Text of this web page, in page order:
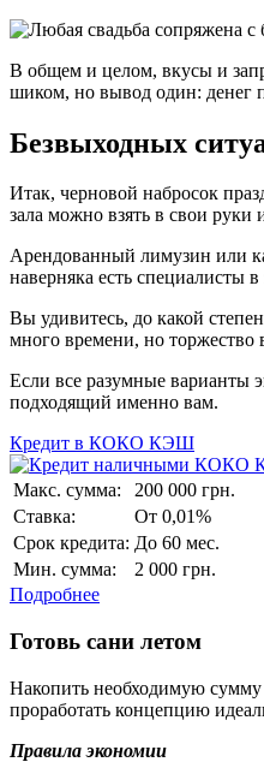
В общем и целом, вкусы и
шиком, но вывод один: денег
Безвыходных
Итак, черновой набросок
зала можно взять в свои руки
Арендованный лимузин или
наверняка есть специалисты в
Вы удивитесь, до какой
много времени, но торжество
Если все разумные варианты
подходящий именно вам.
Кредит в КОКО КЭШ
Макс. сумма:
200 000 грн.
Ставка:
От 0,01%
Срок кредита: До 60 мес.
Мин. сумма:
2 000 грн.
Подробнее
Готовь сани летом
Накопить необходимую сумму
проработать концепцию
Правила экономии